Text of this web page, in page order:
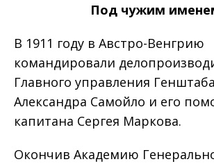
Под чужим
В 1911 году в Австро-Венгрию
командировали
Главного управления
Александра Самойло и его
капитана Сергея Маркова.
Окончив Академию